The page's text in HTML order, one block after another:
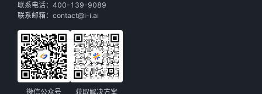
IDP 文档审阅 实在 RPA 机器人
实在 RPA 控制器
实在取数宝
电商
政府
制造
教育
财务
实在学院
实在社区
帮助中心
智能体市场
渠道加盟
关于实在
加入我们
联系电话：400-139-9089
联系邮箱：contact@i-i.ai
微信公众号 获取解决方案